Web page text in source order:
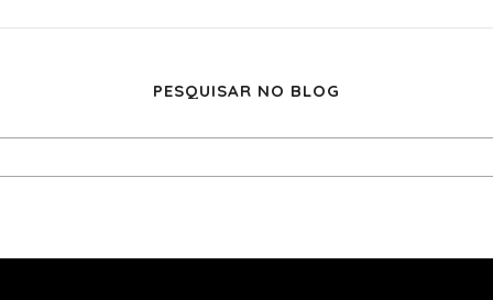
PESQUISAR NO BLOG